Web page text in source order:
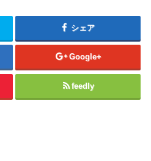
シェア
Google+
feedly